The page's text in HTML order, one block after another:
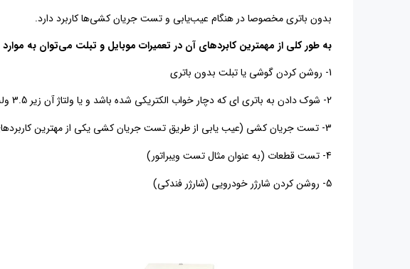
بدون باتری مخصوصا در هنگام عیب‌یابی و تست جریان کشی‌ها کاربرد دارد.
به طور کلی از مهمترین کابردهای آن در تعمیرات موبایل و تبلت می‌توان به موارد
1- روشن کردن گوشی یا تبلت بدون باتری
2- شوک دادن به باتری ای که دچار خواب الکتریکی شده باشد و یا ولتاژ آن زیر 3.5 ولت باشد.
3- تست جریان کشی (عیب یابی از طریق تست جریان کشی یکی از مهترین
4- تست قطعات (به عنوان مثال تست ویبراتور)
5- روشن کردن شارژر خودرویی (شارژر فندکی)